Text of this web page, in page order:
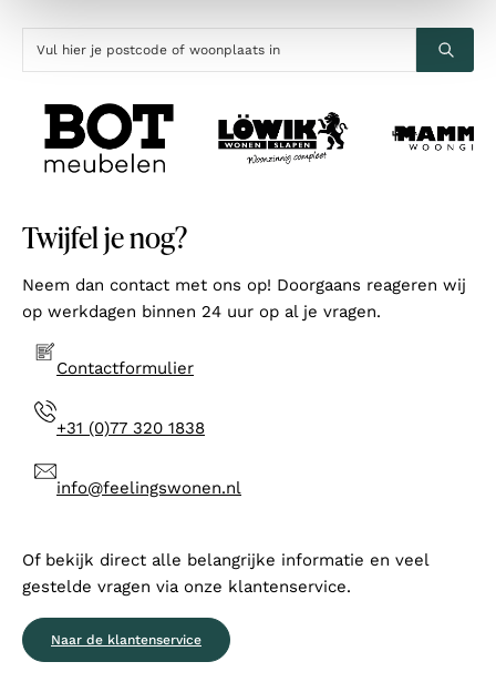
Twijfel je nog?
Neem dan contact met ons op! Doorgaans reageren wij
op werkdagen binnen 24 uur op al je vragen.
Contactformulier
+31 (0)77 320 1838
info@feelingswonen.nl
Of bekijk direct alle belangrijke informatie en veel
gestelde vragen via onze klantenservice.
Naar de klantenservice